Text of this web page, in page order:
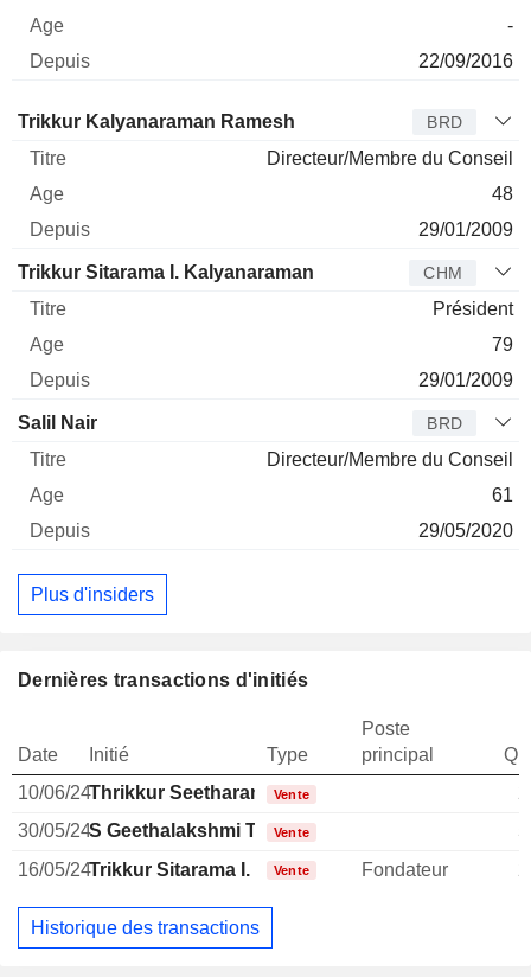
-
22/09/2016
Administrateur Titre Age Depuis
Trikkur Kalyanaraman Ramesh BRD
Directeur/Membre du Conseil
48
29/01/2009
Trikkur Sitarama I. Kalyanaraman CHM
Président
79
29/01/2009
Salil Nair BRD
Directeur/Membre du Conseil
61
29/05/2020
Plus d'insiders
Dernières transactions d'initiés
Date Initié Type
Poste
principal
10/06/24Thrikkur Seetharama Iyer Anantharaman
Vente
30/05/24S Geethalakshmi T Vente
16/05/24Trikkur Sitarama I. Kalyanaraman
Vente Fondateur
Historique des transactions